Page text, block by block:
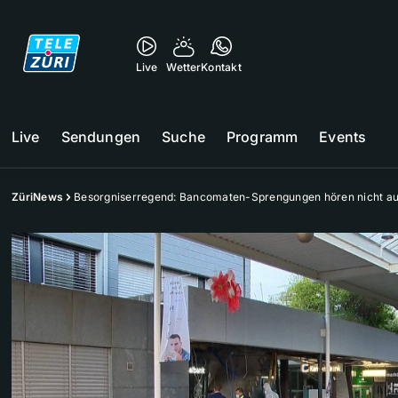
Live WetterKontakt
Live Sendungen Suche Programm Events
ZüriNews Besorgniserregend: Bancomaten-Sprengungen hören nicht